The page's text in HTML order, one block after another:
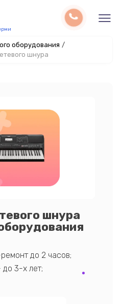
оборудования /
шнура
шнура
до 2 часов;
до 3-х лет;